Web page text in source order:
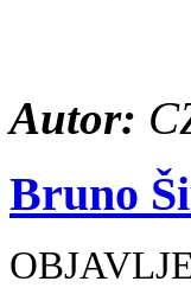
Autor:
Bruno